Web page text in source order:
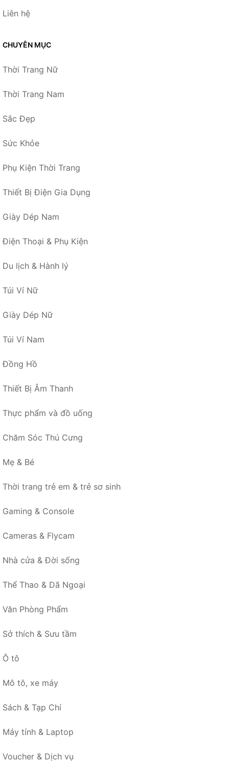
Liên hệ
CHUYÊN MỤC
Thời Trang Nữ
Thời Trang Nam
Sắc Đẹp
Sức Khỏe
Phụ Kiện Thời Trang
Thiết Bị Điện Gia Dụng
Giày Dép Nam
Điện Thoại & Phụ Kiện
Du lịch & Hành lý
Túi Ví Nữ
Giày Dép Nữ
Túi Ví Nam
Đồng Hồ
Thiết Bị Âm Thanh
Thực phẩm và đồ uống
Chăm Sóc Thú Cưng
Mẹ & Bé
Thời trang trẻ em & trẻ sơ sinh
Gaming & Console
Cameras & Flycam
Nhà cửa & Đời sống
Thể Thao & Dã Ngoại
Văn Phòng Phẩm
Sở thích & Sưu tầm
Ô tô
Mô tô, xe máy
Sách & Tạp Chí
Máy tính & Laptop
Voucher & Dịch vụ